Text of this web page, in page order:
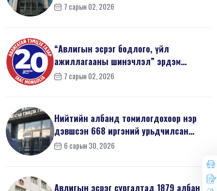
7 сарын 02, 2026
“Авлигын эсрэг бодлого, үйл
ажиллагааны шинэчлэл” эрдэм
шинжилгээний б...
7 сарын 02, 2026
Нийтийн албанд томилогдохоор нэр
дэвшсэн 668 иргэний урьдчилсан
мэдүүл...
6 сарын 30, 2026
Авлигын эсрэг сургалтад 1879 албан